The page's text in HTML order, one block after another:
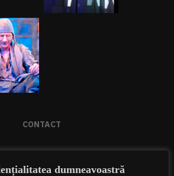
dumneavoastră
CONTACT
733 002 OFFICE@CULTECH.RO